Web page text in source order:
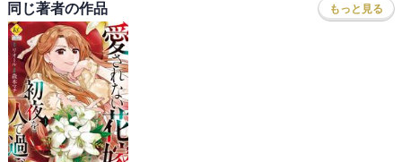
同じ著者の作品 もっと見る